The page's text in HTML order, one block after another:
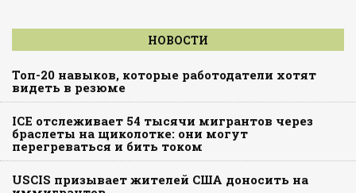
НОВОСТИ
Топ-20 навыков, которые работодатели хотят
видеть в резюме
ICE отслеживает 54 тысячи мигрантов через
браслеты на щиколотке: они могут
перегреваться и бить током
USCIS призывает жителей США доносить на